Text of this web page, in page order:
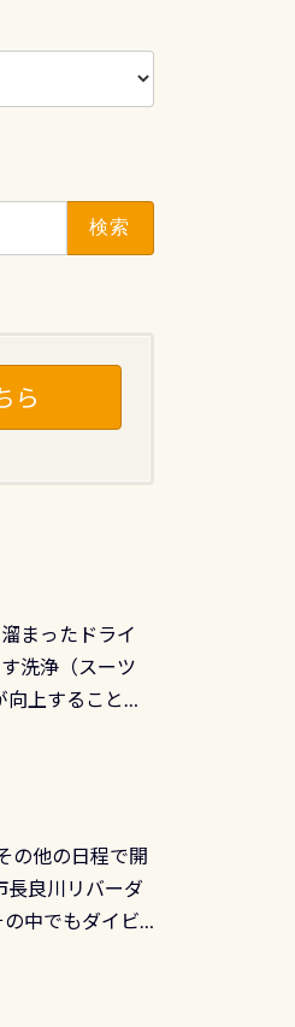
ら
まったドライ
洗浄（スーツ
上することで
べます ●給気バ
ブ」のオーバ
に空気が入り
ください！！ ●
の他の日程で開
良川リバーダ
中でもダイビ